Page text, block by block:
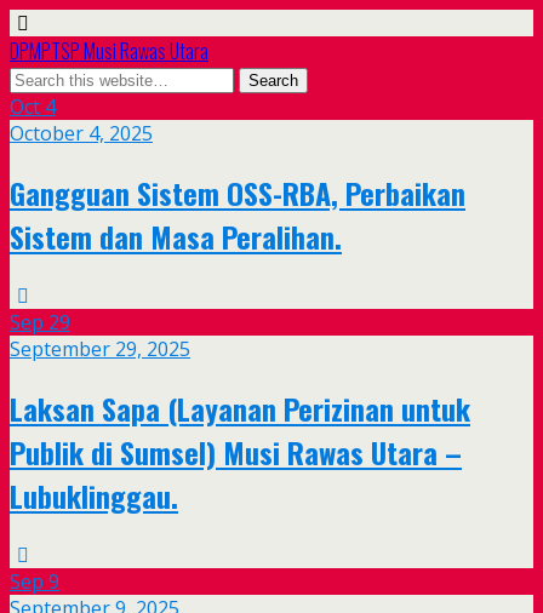
DPMPTSP Musi Rawas Utara
Oct 4
October 4, 2025
Gangguan Sistem OSS-RBA, Perbaikan
Sistem dan Masa Peralihan.
Sep 29
September 29, 2025
Laksan Sapa (Layanan Perizinan untuk
Publik di Sumsel) Musi Rawas Utara –
Lubuklinggau.
Sep 9